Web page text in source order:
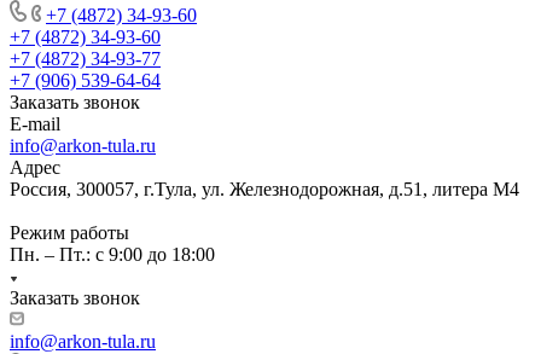
+7 (4872) 34-93-60
+7 (4872) 34-93-60
+7 (4872) 34-93-77
+7 (906) 539-64-64
Заказать звонок
E-mail
info@arkon-tula.ru
Адрес
Россия, 300057, г.Тула, ул. Железнодорожная, д.51, литера М4
Режим работы
Пн. – Пт.: с 9:00 до 18:00
Заказать звонок
info@arkon-tula.ru